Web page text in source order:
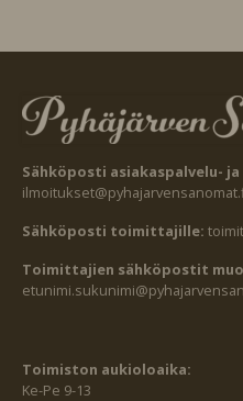
Sähköposti asiakaspalvelu-
Sähköposti toimittajille:
Toimittajien sähköpostit
Toimiston aukioloaika:
Ke-Pe 9-13